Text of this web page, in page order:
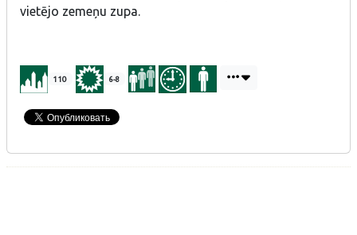
vietējo zemeņu zupa.
110 6-8